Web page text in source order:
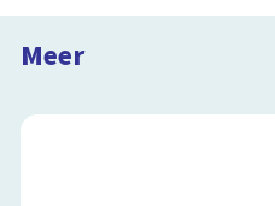
Meer
De zee-egel
Steken en Prikken in Frankrijk